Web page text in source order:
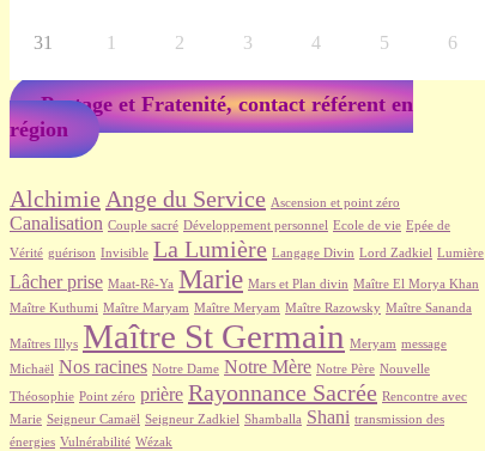
31 1 2 3 4 5 6
Partage et Fratenité, contact référent en
région
AlchimieAnge du Service Ascension et point zéro
Canalisation Couple sacré Développement personnel Ecole de vie Epée de
Vérité guérison Invisible La Lumière Langage Divin Lord Zadkiel Lumière
Lâcher prise Maat-Rê-Ya Marie Mars et Plan divin Maître El Morya Khan
Maître Kuthumi Maître Maryam Maître Meryam Maître Razowsky Maître Sananda
Maîtres Illys Maître St Germain Meryam message
Michaël Nos racines Notre Dame Notre Mère Notre Père Nouvelle
Théosophie Point zéro prière Rayonnance Sacrée Rencontre avec
Marie Seigneur Camaël Seigneur Zadkiel Shamballa Shani transmission des
énergies Vulnérabilité Wézak